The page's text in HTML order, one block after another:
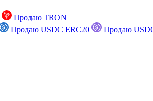
Продаю TRON
Продаю USDC ERC20
Продаю